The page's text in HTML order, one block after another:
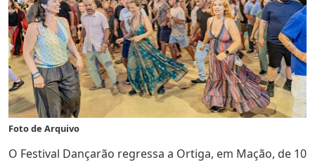
Foto de Arquivo
O Festival Dançarão regressa a Ortiga, em Mação, de 10